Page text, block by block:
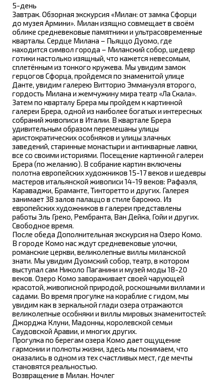
5-день
Завтрак. Обзорная экскурсия «Милан: от замка Сфорци
до музея Армини». Милан изящно совмещает в своём
облике средневековые памятники и ультрасовременные
кварталы. Сердце Милана – Пьяццо Дуомо, где
находится символ города – Миланский собор, шедевр
готики настолько изящный, что кажется невесомым,
сплетённым из тонкого кружева. Мы увидим замок
герцогов Сфорца, пройдемся по знаменитой улице
Данте, увидим галерею Витторио Эммануэля второго,
гордость Милана и жемчужину мира театр «Ла Скала».
Затем по кварталу Брера мы пройдем к картинной
галереи Брера, одной из наиболее богатых и интересных
собраний живописи в Италии. В квартале Брера
удивительным образом перемешаны улицы
аристократических особняков и улицы злачных
заведений, старинные монастыри и антикварные лавки,
все со своими историями. Посещение картинной галереи
Брера (по желанию). В собрание картин включены
полотна европейских художников 15-17 веков и шедевры
мастеров итальянской живописи 14-19 веков: Рафаэля,
Караваджи, Браманте, Тинторетто и других. Галерея
занимает 38 залов палаццо в стиле барокко. Из
европейских художников в галереи представлены
работы Эль Греко, Рембранта, Ван Дейка, Гойи и других.
Свободное время.
После обеда Дополнительная экскурсия на Озеро Комо.
В городе Комо нас ждут средневековые улочки,
романские церкви, великолепные виллы миланской
знати. Мы увидим Дуомский собор, театр, в котором
выступал сам Николо Паганини и музей моды 18-20
веков. Озеро Комо завораживает своей чарующей
красотой, живописной природой, роскошными виллами и
садами. Во время прогулке на кораблие с гидом, мы
увидим как в зеркальной глади озера отражаются
великолепные особняки и виллы мировых знаменитостей:
Джорджа Клуни, Мадонны, королевской семьи
Саудовской Аравии, и многих других.
Прогулка по берегам озера Комо дает ощущение
гармонии и полноты жизни, здесь мы понимаем, что
оказались в одном из тех счастливых мест, где мечты
становятся реальностью.
Возвращение в Милан. Ночлег